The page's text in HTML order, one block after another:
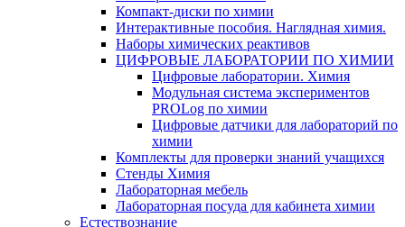
Компакт-диски по химии
Интерактивные пособия. Наглядная химия.
Наборы химических реактивов
ЦИФРОВЫЕ ЛАБОРАТОРИИ ПО ХИМИИ
Цифровые лаборатории. Химия
Модульная система экспериментов
PROLog по химии
Цифровые датчики для лабораторий по
химии
Комплекты для проверки знаний учащихся
Стенды Химия
Лабораторная мебель
Лабораторная посуда для кабинета химии
Естествознание